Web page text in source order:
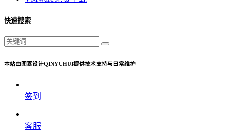
快速搜索
本站由图素设计QINYUHUI提供技术支持与日常维护
签到
客服